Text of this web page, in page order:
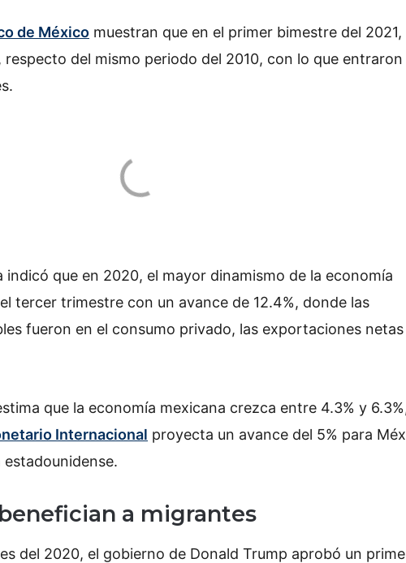
de México muestran que en el primer bimestre del 2021,
respecto del mismo periodo del 2010, con lo que entraron
indicó que en 2020, el mayor dinamismo de la economía
tercer trimestre con un avance de 12.4%, donde las
fueron en el consumo privado, las exportaciones netas
que la economía mexicana crezca entre 4.3% y
Internacional proyecta un avance del 5% para
estadounidense.
a migrantes
del 2020, el gobierno de Donald Trump aprobó un